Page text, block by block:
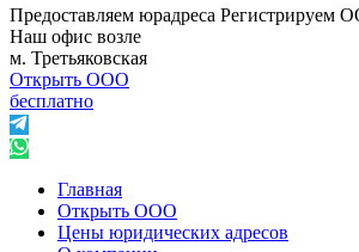
Предоставляем юрадреса Регистрируем
Наш офис возле
м. Третьяковская
Открыть ООО
бесплатно
Главная
Открыть ООО
Цены юридических адресов